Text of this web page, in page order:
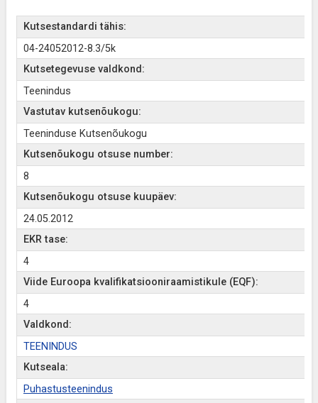
Kutsestandardi tähis:
04-24052012-8.3/5k
Kutsetegevuse valdkond:
Teenindus
Vastutav kutsenõukogu:
Teeninduse Kutsenõukogu
Kutsenõukogu otsuse number:
8
Kutsenõukogu otsuse kuupäev:
24.05.2012
EKR tase:
4
Viide Euroopa kvalifikatsiooniraamistikule (EQF):
4
Valdkond:
TEENINDUS
Kutseala:
Puhastusteenindus